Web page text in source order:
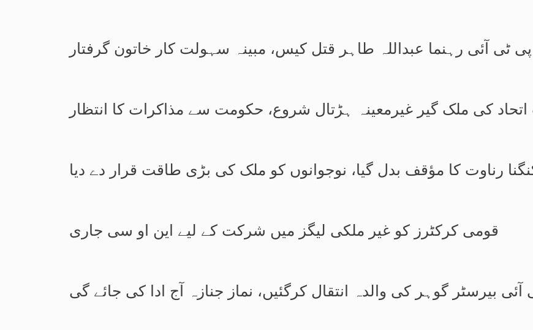
پی ٹی آئی رہنما عبداللہ طاہر قتل کیس، مبینہ سہولت کار خاتون گرفتار
اتحاد کی ملک گیر غیرمعینہ ہڑتال شروع، حکومت سے مذاکرات کا انتظار
رناوت کا مؤقف بدل گیا، نوجوانوں کو ملک کی بڑی طاقت قرار دے دیا
قومی کرکٹرز کو غیر ملکی لیگز میں شرکت کے لیے این او سی جاری
بیرسٹر گوہر کی والدہ انتقال کرگئیں، نماز جنازہ آج ادا کی جائے گی